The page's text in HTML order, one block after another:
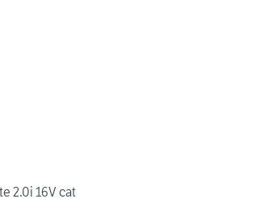
2.0i 16V cat